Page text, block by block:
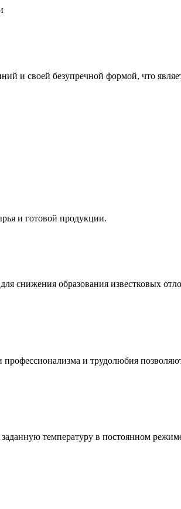
и своей безупречной формой, что
и готовой продукции.
снижения образования известковых
и трудолюбия
температуру в постоянном